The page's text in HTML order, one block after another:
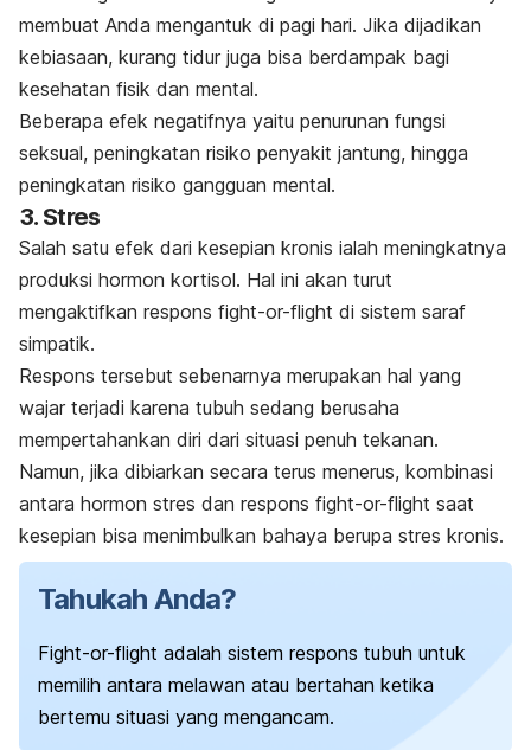
membuat Anda mengantuk di pagi hari. Jika dijadikan
kebiasaan, kurang tidur juga bisa berdampak bagi
kesehatan fisik dan mental.
Beberapa efek negatifnya yaitu penurunan fungsi
seksual, peningkatan risiko penyakit jantung, hingga
peningkatan risiko gangguan mental.
3. Stres
Salah satu efek dari kesepian kronis ialah meningkatnya
produksi hormon kortisol. Hal ini akan turut
mengaktifkan respons fight-or-flight di sistem saraf
simpatik.
Respons tersebut sebenarnya merupakan hal yang
wajar terjadi karena tubuh sedang berusaha
mempertahankan diri dari situasi penuh tekanan.
Namun, jika dibiarkan secara terus menerus, kombinasi
antara hormon stres dan respons fight-or-flight saat
kesepian bisa menimbulkan bahaya berupa stres kronis.
Tahukah Anda?
Fight-or-flight adalah sistem respons tubuh untuk
memilih antara melawan atau bertahan ketika
bertemu situasi yang mengancam.